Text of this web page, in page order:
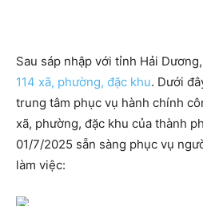
Sau sáp nhập với tỉnh Hải Dương,
114 xã, phường, đặc khu. Dưới
trung tâm phục vụ hành chính
xã, phường, đặc khu của thành
01/7/2025 sẵn sàng phục vụ
làm việc: